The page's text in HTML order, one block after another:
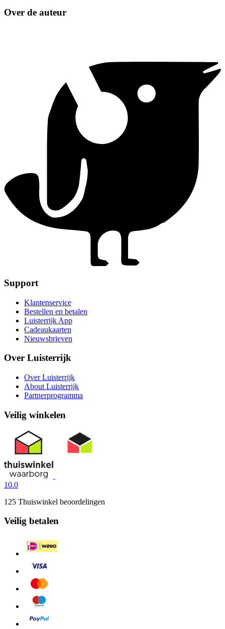
Over de auteur
Support
Klantenservice
Bestellen en betalen
Luisterrijk App
Cadeaukaarten
Nieuwsbrieven
Over Luisterrijk
Over Luisterrijk
About Luisterrijk
Partnerprogramma
Veilig winkelen
10.0
125 Thuiswinkel beoordelingen
Veilig betalen